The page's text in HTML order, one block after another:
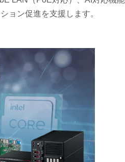
ョン促進を支援します。